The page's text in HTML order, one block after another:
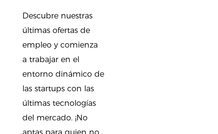
Descubre nuestras
últimas ofertas de
empleo y comienza
a trabajar en el
entorno dinámico de
las startups con las
últimas tecnologías
del mercado. ¡No